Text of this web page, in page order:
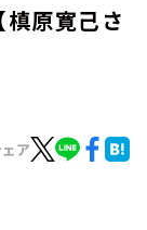
槙原寛己さ
ア